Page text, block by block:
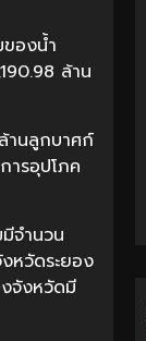
องน้ำ
ล้าน
านลูกบาศก์
ารอุปโภค
จำนวน
หวัดระยอง
จังหวัดมี